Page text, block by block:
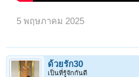
5 พฤษภาคม 2025
ด้วยรัก30
เป็นที่รู้จักกันดี